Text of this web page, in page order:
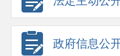
政府信息公